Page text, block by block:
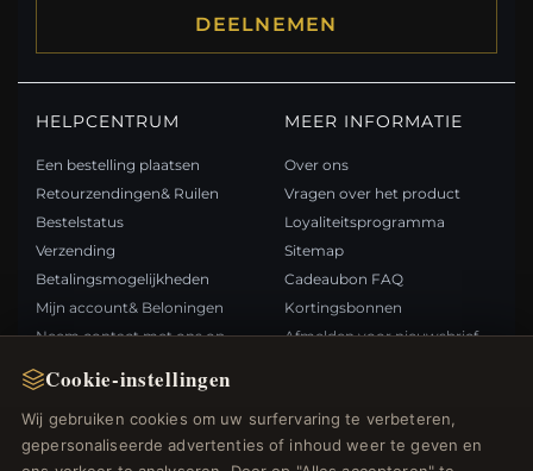
Cookie-instellingen
Wij gebruiken cookies om uw surfervaring te verbeteren,
gepersonaliseerde advertenties of inhoud weer te geven en
DEELNEMEN
HELPCENTRUM
Een bestelling plaatsen
Retourzendingen& Ruilen
Bestelstatus
Verzending
Betalingsmogelijkheden
Mijn account& Beloningen
Neem contact met ons op
MEER INFORMATIE
Over ons
Vragen over het product
Loyaliteitsprogramma
Sitemap
Cadeaubon FAQ
Kortingsbonnen
Afmelden voor nieuwsbrief
Nieuwe producten